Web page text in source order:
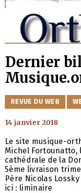
Dernier
CATÉGORIES
REVUE DU WEB
14 janvier 2018
Le site musique-
Michel
cathédrale de la
5ème livraison
Père Nicolas
ici : liminaire